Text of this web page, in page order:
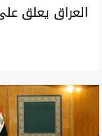
العراق يعلق على